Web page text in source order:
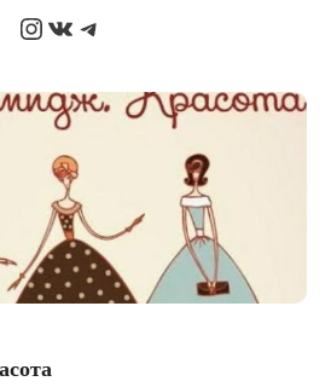
Instagram
ВКонтакте
Telegram